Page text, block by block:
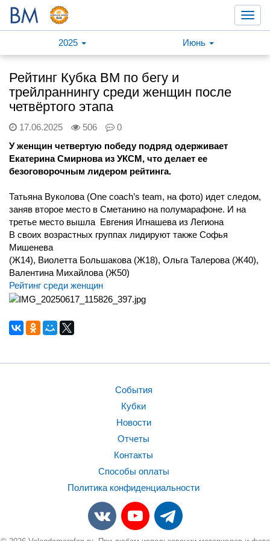
2025
Июнь
Рейтинг Кубка ВМ по бегу и
трейлраннингу среди женщин после
четвёртого этапа
17.06.2025 506
0
У женщин четвертую победу подряд одерживает
Екатерина Смирнова из УКСМ, что делает ее
безоговорочным лидером рейтинга.
Татьяна Вуколова (One coach’s team, на фото) идет следом,
заняв второе место в Сметанино на полумарафоне. И на
третье место вышла Евгения Игнашева из Легиона
В своих возрастных группах лидируют также Софья
Мишенева
(Ж14), Виолетта Большакова (Ж18), Ольга Талерова (Ж40),
Валентина Михайлова (Ж50)
Рейтинг среди женщин
События
Кубки
Новости
Отчеты
Контакты
Способы оплаты
Политика конфиденциальности